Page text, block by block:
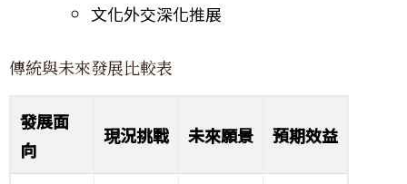
文化外交深化推展
傳統與未來發展比較表
發展面
向
現況挑戰 未來願景 預期效益